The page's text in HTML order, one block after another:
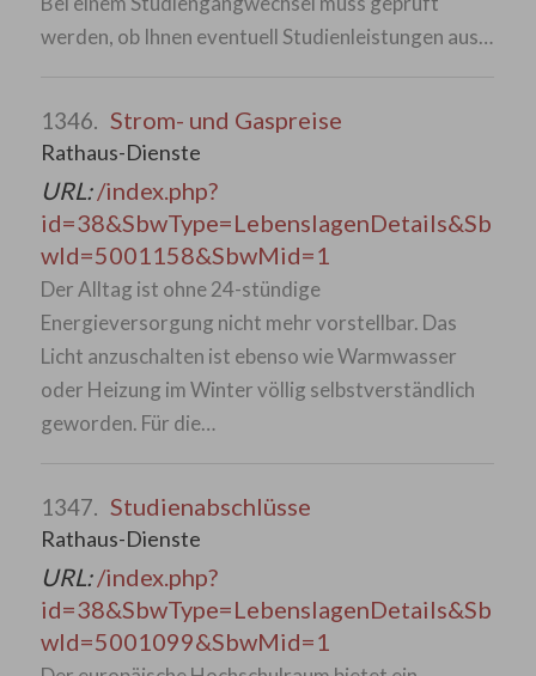
werden, ob Ihnen eventuell Studienleistungen aus…
1346. Strom- und Gaspreise
Rathaus-Dienste
URL:/index.php?
id=38&SbwType=LebenslagenDetails&Sb
wId=5001158&SbwMid=1
Der Alltag ist ohne 24-stündige
Energieversorgung nicht mehr vorstellbar. Das
Licht anzuschalten ist ebenso wie Warmwasser
oder Heizung im Winter völlig selbstverständlich
geworden. Für die…
1347. Studienabschlüsse
Rathaus-Dienste
URL:/index.php?
id=38&SbwType=LebenslagenDetails&Sb
wId=5001099&SbwMid=1